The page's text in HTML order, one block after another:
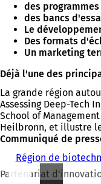
des
des bancs
Le
Des formats
Un marketing
Déjà l'une des
La grande région
Assessing Deep-Tech
School of
Heilbronn, et illustre
Communiqué de
Région de
Partenariat